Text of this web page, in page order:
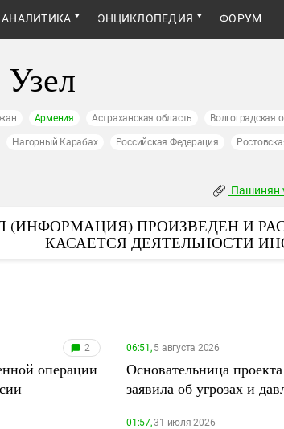
АНАЛИТИКА ЭНЦИКЛОПЕДИЯ ФОРУМ
Армения Астраханская область Волгоградская
Нагорный Карабах Российская Федерация
Пашинян
ПРОИЗВЕДЕН И
КАСАЕТСЯ ДЕЯТЕЛЬНОСТИ
2
операции
06:51,5 августа 2026
Основательница
заявила об угрозах и
01:57,31 июля 2026